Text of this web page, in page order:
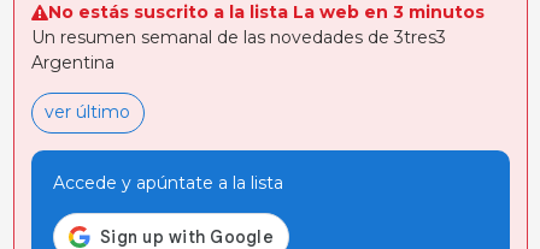
No estás suscrito a la lista La web en 3 minutos
Un resumen semanal de las novedades de 3tres3
Argentina
ver último
Accede y apúntate a la lista